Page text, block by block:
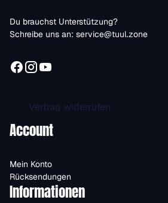
Du brauchst Unterstützung?
Schreibe uns an: service@tuul.zone
Vertrag widerrufen
Account
Mein Konto
Rücksendungen
Informationen